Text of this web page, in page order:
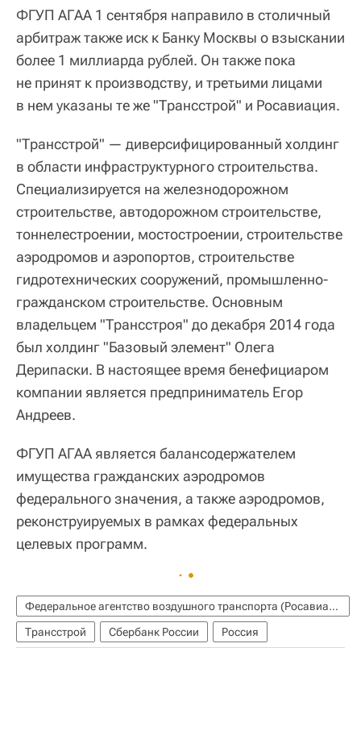
ФГУП АГАА 1 сентября направило в столичный
арбитраж также иск к Банку Москвы о взыскании
более 1 миллиарда рублей. Он также пока
не принят к производству, и третьими лицами
в нем указаны те же "Трансстрой" и Росавиация.
"Трансстрой" — диверсифицированный холдинг
в области инфраструктурного строительства.
Специализируется на железнодорожном
строительстве, автодорожном строительстве,
тоннелестроении, мостостроении, строительстве
аэродромов и аэропортов, строительстве
гидротехнических сооружений, промышленно-
гражданском строительстве. Основным
владельцем "Трансстроя" до декабря 2014 года
был холдинг "Базовый элемент" Олега
Дерипаски. В настоящее время бенефициаром
компании является предприниматель Егор
Андреев.
ФГУП АГАА является балансодержателем
имущества гражданских аэродромов
федерального значения, а также аэродромов,
реконструируемых в рамках федеральных
целевых программ.
Федеральное агентство воздушного транспорта (Росавиация)
Трансстрой
Сбербанк России Россия